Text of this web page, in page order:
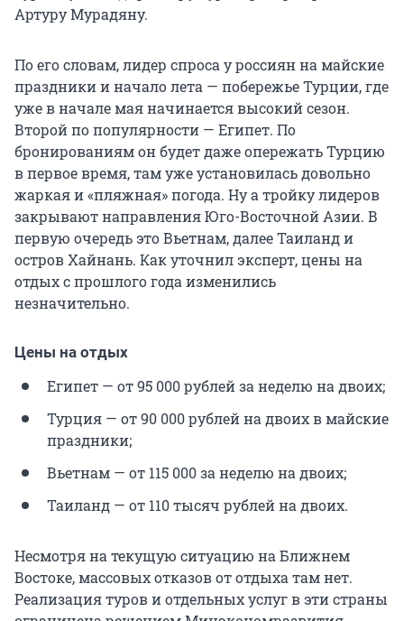
Артуру Мурадяну.
По его словам, лидер спроса у россиян на майские
праздники и начало лета — побережье Турции, где
уже в начале мая начинается высокий сезон.
Второй по популярности — Египет. По
бронированиям он будет даже опережать Турцию
в первое время, там уже установилась довольно
жаркая и «пляжная» погода. Ну а тройку лидеров
закрывают направления Юго-Восточной Азии. В
первую очередь это Вьетнам, далее Таиланд и
остров Хайнань. Как уточнил эксперт, цены на
отдых с прошлого года изменились
незначительно.
Цены на отдых
Египет — от 95 000 рублей за неделю на двоих;
Турция — от 90 000 рублей на двоих в майские
праздники;
Вьетнам — от 115 000 за неделю на двоих;
Таиланд — от 110 тысяч рублей на двоих.
Несмотря на текущую ситуацию на Ближнем
Востоке, массовых отказов от отдыха там нет.
Реализация туров и отдельных услуг в эти страны